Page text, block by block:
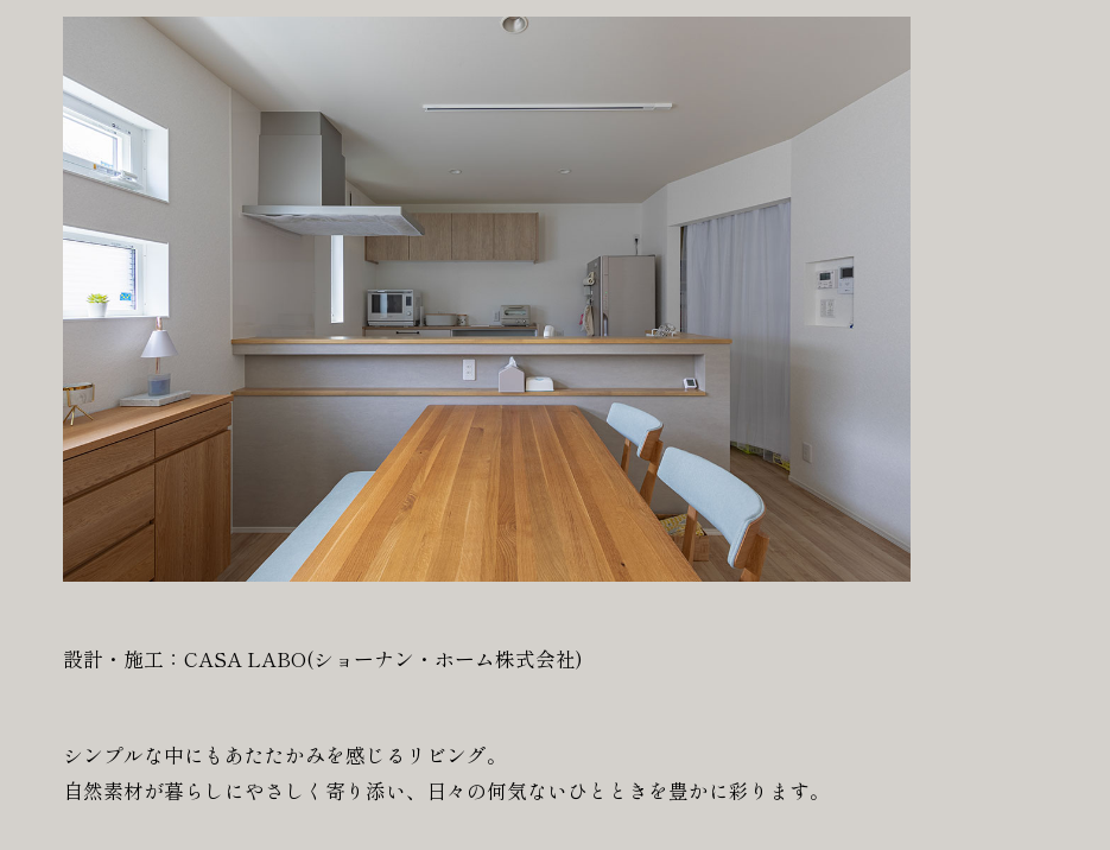
パートナーズ
深呼吸しよう。
ボタニカルハウス
設計・施工：CASA LABO(ショーナン・ホーム株式会社)
シンプルな中にもあたたかみを感じるリビング。
自然素材が暮らしにやさしく寄り添い、日々の何気ないひとときを豊かに彩ります。